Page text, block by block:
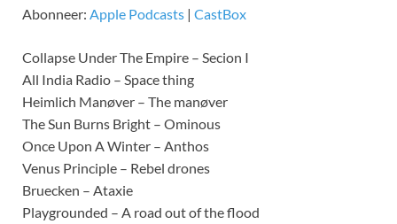
LINK
Abonneer: Apple Podcasts | CastBox
Collapse Under The Empire – Secion I
All India Radio – Space thing
Heimlich Manøver – The manøver
The Sun Burns Bright – Ominous
Once Upon A Winter – Anthos
Venus Principle – Rebel drones
Bruecken – Ataxie
Playgrounded – A road out of the flood